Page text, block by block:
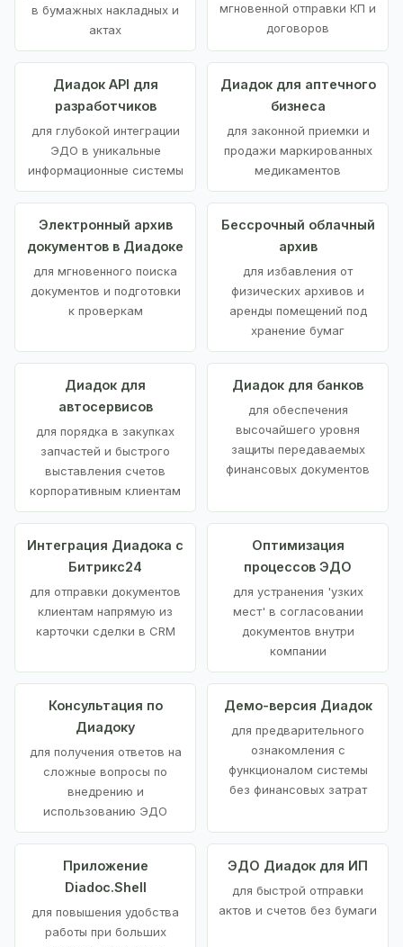
в бумажных накладных и
актах
мгновенной отправки КП и
договоров
Диадок API для
разработчиков
для глубокой интеграции
ЭДО в уникальные
информационные системы
Диадок для аптечного
бизнеса
для законной приемки и
продажи маркированных
медикаментов
Электронный архив
документов в Диадоке
для мгновенного поиска
документов и подготовки
к проверкам
Бессрочный облачный
архив
для избавления от
физических архивов и
аренды помещений под
хранение бумаг
Диадок для
автосервисов
для порядка в закупках
запчастей и быстрого
выставления счетов
корпоративным клиентам
Диадок для банков
для обеспечения
высочайшего уровня
защиты передаваемых
финансовых документов
Интеграция Диадока с
Битрикс24
для отправки документов
клиентам напрямую из
карточки сделки в CRM
Оптимизация
процессов ЭДО
для устранения 'узких
мест' в согласовании
документов внутри
компании
Консультация по
Диадоку
для получения ответов на
сложные вопросы по
внедрению и
использованию ЭДО
Демо-версия Диадок
для предварительного
ознакомления с
функционалом системы
без финансовых затрат
Приложение
Diadoc.Shell
для повышения удобства
работы при больших
ЭДО Диадок для ИП
для быстрой отправки
актов и счетов без бумаги